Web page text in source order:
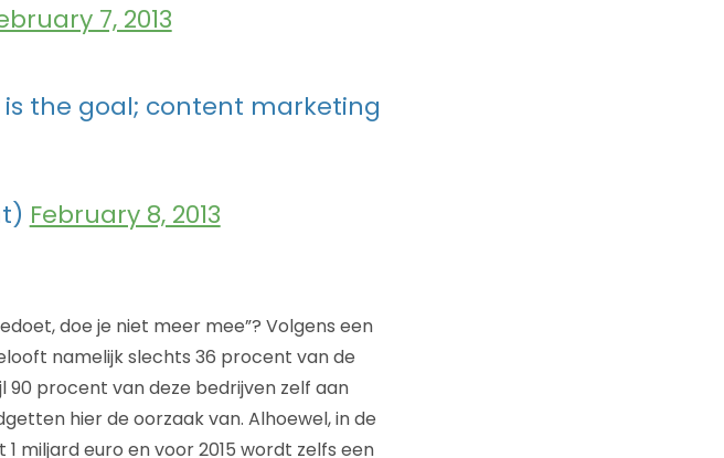
7, 2013
the goal; content marketing
February 8, 2013
doe je niet meer mee”? Volgens een
namelijk slechts 36 procent van de
procent van deze bedrijven zelf aan
hier de oorzaak van. Alhoewel, in de
miljard euro en voor 2015 wordt zelfs een